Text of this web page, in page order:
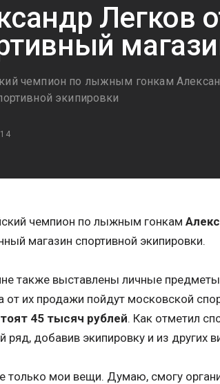
Легков
чемпион по лыжным гонкам
экипировки
чемпион по лыжным гонкам
магазин спортивной экипировки.
также выставлены личные
от их продажи пойдут московской
45 тысяч рублей. Как отметил
ряд, добавив экипировку и из других
только мои вещи. Думаю, смогу